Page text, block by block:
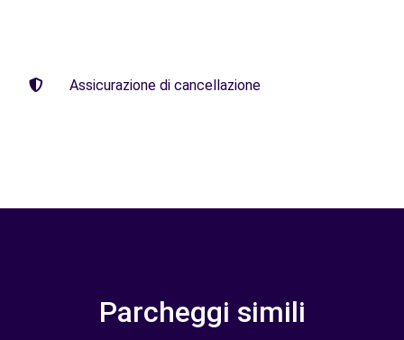
Assicurazione di cancellazione
Parcheggi simili